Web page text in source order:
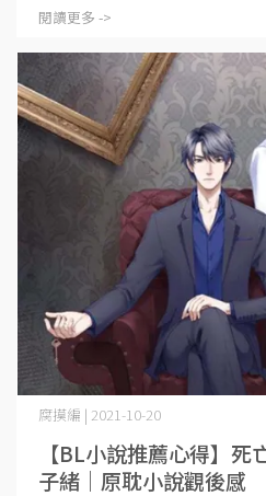
閱讀更多 ->
【BL小說推薦心得】
子緒｜原耽小說觀後感
腐摸編 | 2021-10-20